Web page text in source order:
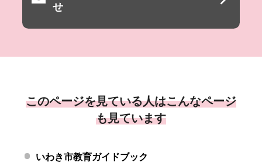
せ
このページを見ている人はこんなページ
も見ています
いわき市教育ガイドブック